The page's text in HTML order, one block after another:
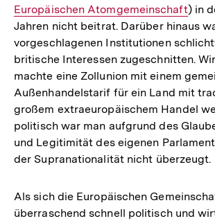
Europäischen Atomgemeinschaft) in
Jahren nicht beitrat. Darüber hinaus
vorgeschlagenen Institutionen
britische Interessen zugeschnitten.
machte eine Zollunion mit einem
Außenhandelstarif für ein Land mit
großem extraeuropäischem Handel
politisch war man aufgrund des
und Legitimität des eigenen
der Supranationalität nicht überzeugt.
Als sich die Europäischen
überraschend schnell politisch und